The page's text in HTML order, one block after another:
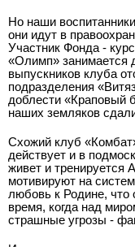
Но наши
они идут в
Участник Фонда -
«Олимп» занимается
выпускников клуба
подразделения
доблести «Краповый
наших земляков
Схожий клуб
действует и в
живет и тренируется
мотивируют на
любовь к Родине,
время, когда над
страшные угрозы -